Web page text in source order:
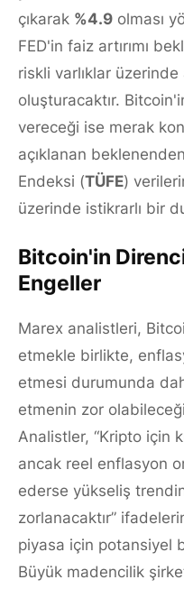
çıkarak %4.9 olması
FED'in faiz artırımı
riskli varlıklar üzerinde
oluşturacaktır.
vereceği ise merak
açıklanan
Endeksi (TÜFE)
üzerinde istikrarlı bir
Bitcoin'in
Engeller
Marex analistleri,
etmekle birlikte,
etmesi durumunda
etmenin zor
Analistler, “Kripto için
ancak reel enflasyon
ederse yükseliş
zorlanacaktır”
piyasa için potansiyel
Büyük madencilik